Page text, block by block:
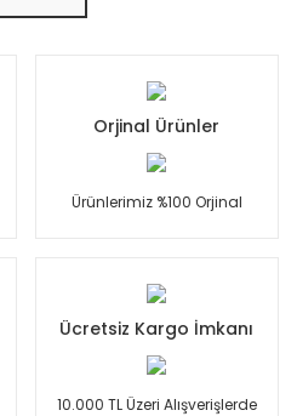
Orjinal Ürünler
Ürünlerimiz %100 Orjinal
Ücretsiz Kargo İmkanı
10.000 TL Üzeri Alışverişlerde